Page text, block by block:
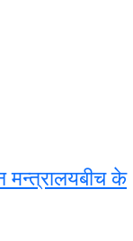
मन्त्रालयबीच के